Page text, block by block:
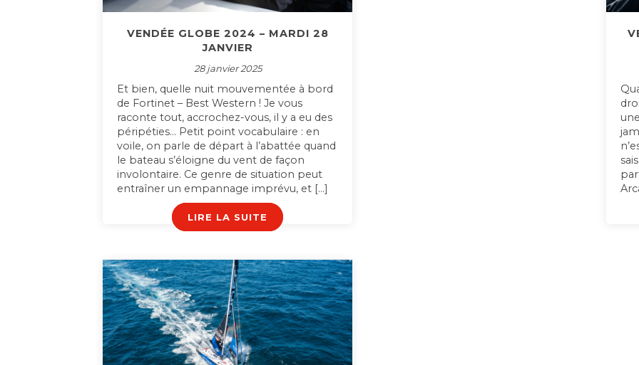
VENDÉE GLOBE 2024 – MARDI 28
JANVIER
28 janvier 2025
Et bien, quelle nuit mouvementée à bord
de Fortinet – Best Western ! Je vous
raconte tout, accrochez-vous, il y a eu des
péripéties… Petit point vocabulaire : en
voile, on parle de départ à l’abattée quand
le bateau s’éloigne du vent de façon
involontaire. Ce genre de situation peut
entraîner un empannage imprévu, et […]
LIRE LA SUITE